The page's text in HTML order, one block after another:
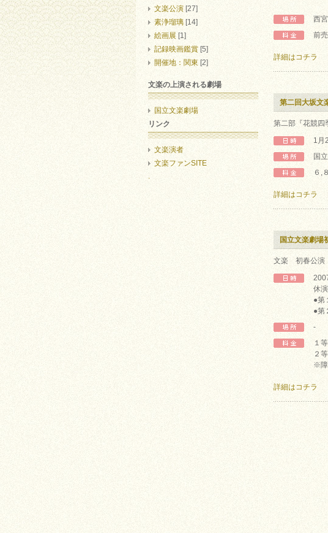
西
前
詳細はコチラ
第二回大坂文
第二部『花競四
1月
国
６,
詳細はコチラ
国立文楽劇場
文楽 初春公演
休
●第
●第
-
１
２
※障
詳細はコチラ
文楽公演 [27]
素浄瑠璃 [14]
絵画展 [1]
記録映画鑑賞 [5]
開催地：関東 [2]
文楽の上演される劇場
国立文楽劇場
リンク
文楽演者
文楽ファンSITE
.